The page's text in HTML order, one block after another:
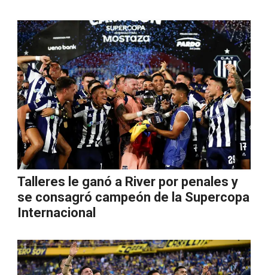
Talleres le ganó a River por penales y
se consagró campeón de la Supercopa
Internacional